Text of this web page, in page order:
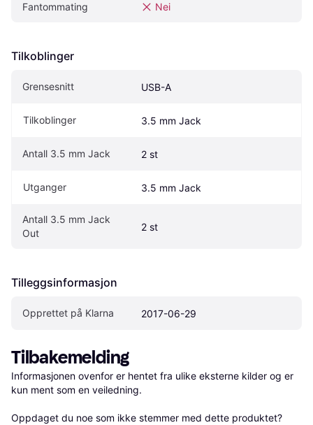
Fantommating Nei
Tilkoblinger
Grensesnitt USB-A
Tilkoblinger 3.5 mm Jack
Antall 3.5 mm Jack 2 st
Utganger 3.5 mm Jack
Antall 3.5 mm Jack
Out
2 st
Tilleggsinformasjon
Opprettet på Klarna 2017-06-29
Tilbakemelding
Informasjonen ovenfor er hentet fra ulike eksterne kilder og er
kun ment som en veiledning.
Oppdaget du noe som ikke stemmer med dette produktet?